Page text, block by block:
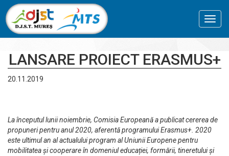
LANSARE PROIECT ERASMUS+
20.11.2019
La începutul lunii noiembrie, Comisia Europeană a publicat cererea de
propuneri pentru anul 2020, aferentă programului Erasmus+. 2020
este ultimul an al actualului program al Uniunii Europene pentru
mobilitatea și cooperare în domeniul educației, formării, tineretului și